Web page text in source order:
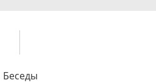
Беседы